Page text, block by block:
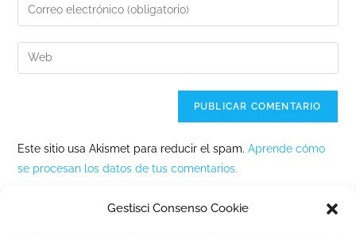
Gestisci Consenso Cookie
Este sitio usa Akismet para reducir el spam.Aprende cómo
se procesan los datos de tus comentarios.